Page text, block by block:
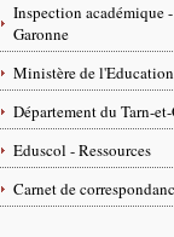
Inspection académique
Garonne
Ministère de
Département du Tarn-
Eduscol - Ressources
Carnet de